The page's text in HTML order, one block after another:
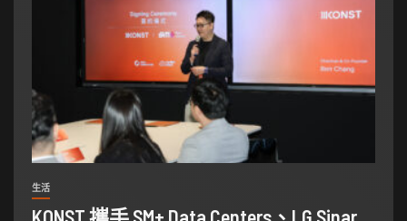
生活
KONST 攜手 SM+ Data Centers、LG Sinar